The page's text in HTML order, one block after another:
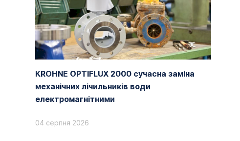
KROHNE OPTIFLUX 2000 сучасна заміна
механічних лічильників води
електромагнітними
04 серпня 2026